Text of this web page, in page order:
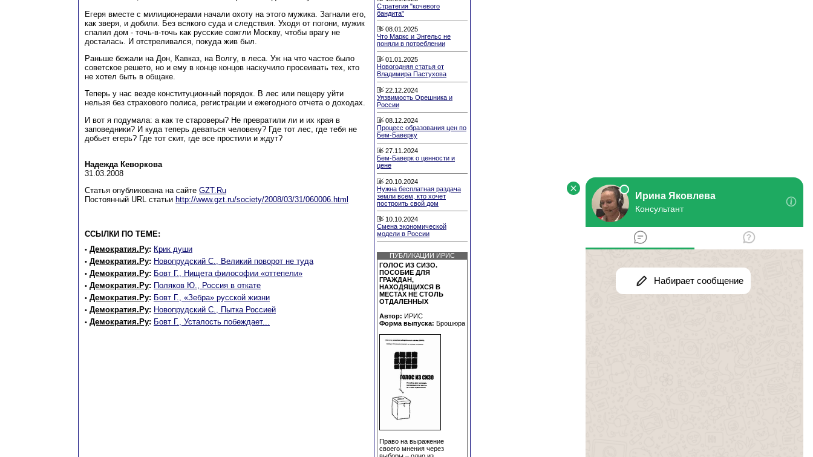
Егеря вместе с милиционерами начали охоту на этого мужика. Загнали его,
как зверя, и добили. Без всякого суда и следствия. Уходя от погони, мужик
спалил дом - точь-в-точь как русские сожгли Москву, чтобы врагу не
досталась. И отстреливался, покуда жив был.
Раньше бежали на Дон, Кавказ, на Волгу, в леса. Уж на что частое было
советское решето, но и ему в конце концов наскучило просеивать тех, кто
не хотел быть в общаке.
Теперь у нас везде конституционный порядок. В лес или пещеру уйти
нельзя без страхового полиса, регистрации и ежегодного отчета о доходах.
И вот я подумала: а как те староверы? Не превратили ли и их края в
заповедники? И куда теперь деваться человеку? Где тот лес, где тебя не
добьет егерь? Где тот скит, где все простили и ждут?
Надежда Кеворкова
31.03.2008
Статья опубликована на сайте GZT.Ru
Постоянный URL статьи http://www.gzt.ru/society/2008/03/31/060006.html
ССЫЛКИ ПО ТЕМЕ:
• Демократия.Ру: Крик души
• Демократия.Ру: Новопрудский С., Великий поворот не туда
• Демократия.Ру: Бовт Г., Нищета философии «оттепели»
• Демократия.Ру: Поляков Ю., Россия в откате
• Демократия.Ру: Бовт Г., «Зебра» русской жизни
• Демократия.Ру: Новопрудский С., Пытка Россией
• Демократия.Ру: Бовт Г., Усталость побеждает...
Стратегия "кочевого
бандита"
08.01.2025
Что Маркс и Энгельс не
поняли в потреблении
01.01.2025
Новогодняя статья от
Владимира Пастухова
22.12.2024
Уязвимость Орешника и
России
08.12.2024
Процесс образования цен по
Бем-Баверку
27.11.2024
Бем-Баверк о ценности и
цене
20.10.2024
Нужна бесплатная раздача
земли всем, кто хочет
построить свой дом
10.10.2024
Смена экономической
модели в России
ПУБЛИКАЦИИ ИРИС
ГОЛОС ИЗ СИЗО.
ПОСОБИЕ ДЛЯ
ГРАЖДАН,
НАХОДЯЩИХСЯ В
МЕСТАХ НЕ СТОЛЬ
ОТДАЛЕННЫХ
Автор: ИРИС
Форма выпуска: Брошюра
Право на выражение
своего мнения через